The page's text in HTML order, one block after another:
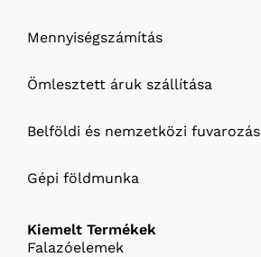
Mennyiségszámítás
Ömlesztett áruk szállítása
Belföldi és nemzetközi fuvarozás
Gépi földmunka
Kiemelt Termékek
Falazóelemek